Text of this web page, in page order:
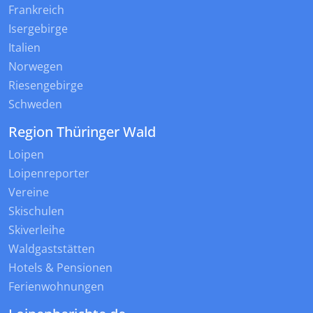
Frankreich
Isergebirge
Italien
Norwegen
Riesengebirge
Schweden
Region Thüringer Wald
Loipen
Loipenreporter
Vereine
Skischulen
Skiverleihe
Waldgaststätten
Hotels & Pensionen
Ferienwohnungen